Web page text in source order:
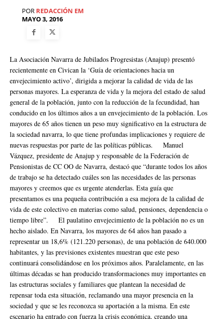
POR REDACCIÓN EM
MAYO 3, 2016
La Asociación Navarra de Jubilados Progresistas (Anajup) presentó
recientemente en Civican la ‘Guía de orientaciones hacia un
envejecimiento activo’, dirigida a mejorar la calidad de vida de las
personas mayores. La esperanza de vida y la mejora del estado de salud
general de la población, junto con la reducción de la fecundidad, han
conducido en los últimos años a un envejecimiento de la población. Los
mayores de 65 años tienen un peso muy significativo en la estructura de
la sociedad navarra, lo que tiene profundas implicaciones y requiere de
nuevas respuestas por parte de las políticas públicas. Manuel
Vázquez, presidente de Anajup y responsable de la Federación de
Pensionistas de CC OO de Navarra, destacó que “durante todos los años
de trabajo se ha detectado cuáles son las necesidades de las personas
mayores y creemos que es urgente atenderlas. Esta guía que
presentamos es una pequeña contribución a esa mejora de la calidad de
vida de este colectivo en materias como salud, pensiones, dependencia o
tiempo libre”. El paulatino envejecimiento de la población no es un
hecho aislado. En Navarra, los mayores de 64 años han pasado a
representar un 18,6% (121.220 personas), de una población de 640.000
habitantes, y las previsiones existentes muestran que este peso
continuará consolidándose en los próximos años. Paralelamente, en las
últimas décadas se han producido transformaciones muy importantes en
las estructuras sociales y familiares que plantean la necesidad de
repensar toda esta situación, reclamando una mayor presencia en la
sociedad y que se les reconozca su aportación a la misma. En este
escenario ha entrado con fuerza la crisis económica, creando una